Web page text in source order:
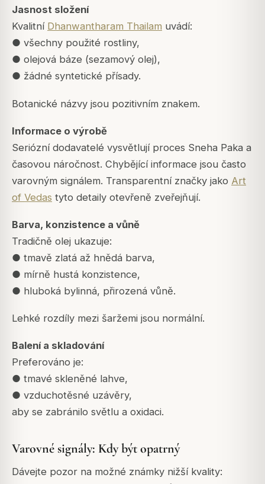
Jasnost složení
Kvalitní Dhanwantharam Thailam uvádí:
● všechny použité rostliny,
● olejová báze (sezamový olej),
● žádné syntetické přísady.
Botanické názvy jsou pozitivním znakem.
Informace o výrobě
Seriózní dodavatelé vysvětlují proces Sneha Paka a
časovou náročnost. Chybějící informace jsou často
varovným signálem. Transparentní značky jako Art
of Vedas tyto detaily otevřeně zveřejňují.
Barva, konzistence a vůně
Tradičně olej ukazuje:
● tmavě zlatá až hnědá barva,
● mírně hustá konzistence,
● hluboká bylinná, přirozená vůně.
Lehké rozdíly mezi šaržemi jsou normální.
Balení a skladování
Preferováno je:
● tmavé skleněné lahve,
● vzduchotěsné uzávěry,
aby se zabránilo světlu a oxidaci.
Varovné signály: Kdy být opatrný
Dávejte pozor na možné známky nižší kvality: